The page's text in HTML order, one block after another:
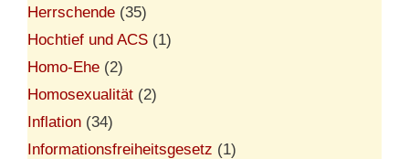
Herrschende (35)
Hochtief und ACS (1)
Homo-Ehe (2)
Homosexualität (2)
Inflation (34)
Informationsfreiheitsgesetz (1)